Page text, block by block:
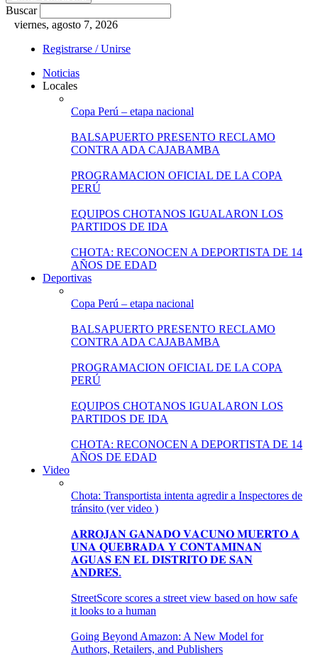
Buscar
viernes, agosto 7, 2026
Registrarse / Unirse
Noticias
Locales
Copa Perú – etapa nacional
BALSAPUERTO PRESENTO RECLAMO
CONTRA ADA CAJABAMBA
PROGRAMACION OFICIAL DE LA COPA
PERÚ
EQUIPOS CHOTANOS IGUALARON LOS
PARTIDOS DE IDA
CHOTA: RECONOCEN A DEPORTISTA DE 14
AÑOS DE EDAD
Deportivas
Copa Perú – etapa nacional
BALSAPUERTO PRESENTO RECLAMO
CONTRA ADA CAJABAMBA
PROGRAMACION OFICIAL DE LA COPA
PERÚ
EQUIPOS CHOTANOS IGUALARON LOS
PARTIDOS DE IDA
CHOTA: RECONOCEN A DEPORTISTA DE 14
AÑOS DE EDAD
Video
Chota: Transportista intenta agredir a Inspectores de
tránsito (ver video )
𝐀𝐑𝐑𝐎𝐉𝐀𝐍 𝐆𝐀𝐍𝐀𝐃𝐎 𝐕𝐀𝐂𝐔𝐍𝐎 𝐌𝐔𝐄𝐑𝐓𝐎 𝐀
𝐔𝐍𝐀 𝐐𝐔𝐄𝐁𝐑𝐀𝐃𝐀 𝐘 𝐂𝐎𝐍𝐓𝐀𝐌𝐈𝐍𝐀𝐍
𝐀𝐆𝐔𝐀𝐒 𝐄𝐍 𝐄𝐋 𝐃𝐈𝐒𝐓𝐑𝐈𝐓𝐎 𝐃𝐄 𝐒𝐀𝐍
𝐀𝐍𝐃𝐑𝐄́𝐒.
StreetScore scores a street view based on how safe
it looks to a human
Going Beyond Amazon: A New Model for
Authors, Retailers, and Publishers